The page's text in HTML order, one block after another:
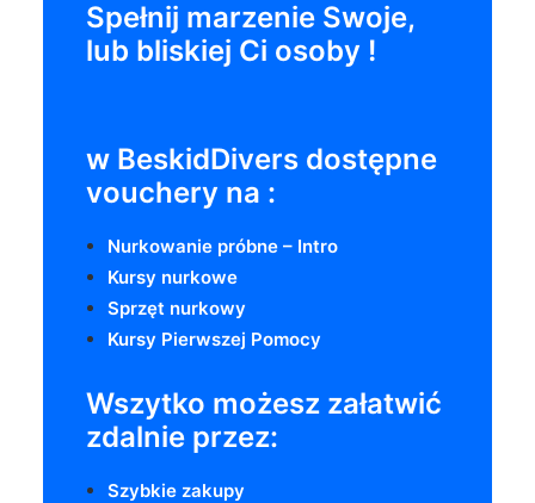
Spełnij marzenie Swoje,
lub bliskiej Ci osoby !
w BeskidDivers dostępne
vouchery na :
Nurkowanie próbne – Intro
Kursy nurkowe
Sprzęt nurkowy
Kursy Pierwszej Pomocy
Wszytko możesz załatwić
zdalnie przez:
Szybkie zakupy